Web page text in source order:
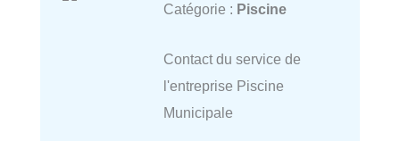
Catégorie : Piscine
Contact du service de
l'entreprise Piscine
Municipale